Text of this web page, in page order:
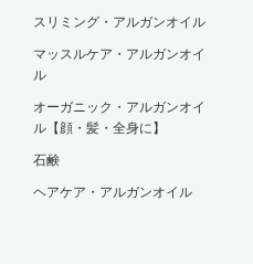
スリミング・アルガンオイル
マッスルケア・アルガンオイ
ル
オーガニック・アルガンオイ
ル【顔・髪・全身に】
石鹸
ヘアケア・アルガンオイル